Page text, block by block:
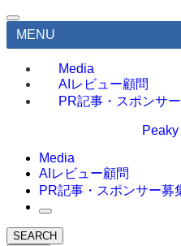
MENU
Media
AIレビュー顧問
PR記事・スポンサ
Media
AIレビュー顧問
PR記事・スポンサー募
SEARCH